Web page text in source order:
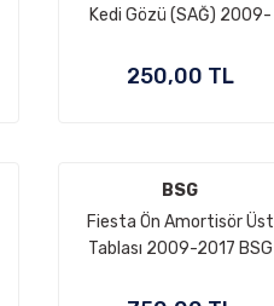
Kedi Gözü (SAĞ) 2009-
AB
250,00 TL
BSG
Fiesta Ön Amortisör Üst
Tablası 2009-2017 BSG